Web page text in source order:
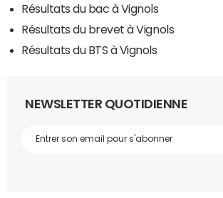
Résultats du bac à Vignols
Résultats du brevet à Vignols
Résultats du BTS à Vignols
NEWSLETTER QUOTIDIENNE